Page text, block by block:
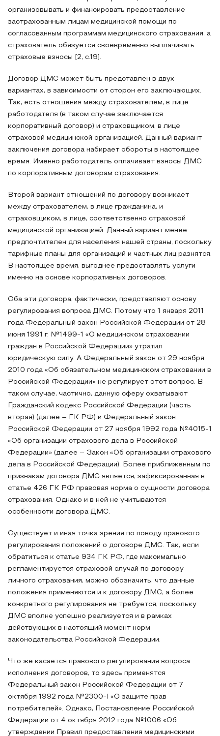
организовывать и финансировать предоставление
застрахованным лицам медицинской помощи по
согласованным программам медицинского страхования, а
страхователь обязуется своевременно выплачивать
страховые взносы [2, с.19].
Договор ДМС может быть представлен в двух
вариантах, в зависимости от сторон его заключающих.
Так, есть отношения между страхователем, в лице
работодателя (в таком случае заключается
корпоративный договор) и страховщиком, в лице
страховой медицинской организацией. Данный вариант
заключения договора набирает обороты в настоящее
время. Именно работодатель оплачивает взносы ДМС
по корпоративным договорам страхования.
Второй вариант отношений по договору возникает
между страхователем, в лице гражданина, и
страховщиком, в лице, соответственно страховой
медицинской организацией. Данный вариант менее
предпочтителен для населения нашей страны, поскольку
тарифные планы для организаций и частных лиц разнятся.
В настоящее время, выгоднее предоставлять услуги
именно на основе корпоративных договоров.
Оба эти договора, фактически, представляют основу
регулирования вопроса ДМС. Потому что 1 января 2011
года Федеральный закон Российской Федерации от 28
июня 1991 г. №1499-1 «О медицинском страховании
граждан в Российской Федерации» утратил
юридическую силу. А Федеральный закон от 29 ноября
2010 года «Об обязательном медицинском страховании в
Российской Федерации» не регулирует этот вопрос. В
таком случае, частично, данную сферу охватывают
Гражданский кодекс Российской Федерации (часть
вторая) (далее – ГК РФ) и Федеральный закон
Российской Федерации от 27 ноября 1992 года №4015-1
«Об организации страхового дела в Российской
Федерации» (далее – Закон «Об организации страхового
дела в Российской Федерации). Более приближенным по
признакам договора ДМС является, зафиксированная в
статье 426 ГК РФ правовая норма о сущности договора
страхования. Однако и в ней не учитываются
особенности договора ДМС.
Существует и иная точка зрения по поводу правового
регулирования положений о договоре ДМС. Так, если
обратиться к статье 934 ГК РФ, где максимально
регламентируется страховой случай по договору
личного страхования, можно обозначить, что данные
положения применяются и к договору ДМС, а более
конкретного регулирования не требуется, поскольку
ДМС вполне успешно реализуется и в рамках
действующих в настоящий момент норм
законодательства Российской Федерации.
Что же касается правового регулирования вопроса
исполнения договоров, то здесь применятся
Федеральный закон Российской Федерации от 7
октября 1992 года №2300-I «О защите прав
потребителей». Однако, Постановление Российской
Федерации от 4 октября 2012 года №1006 «Об
утверждении Правил предоставления медицинскими